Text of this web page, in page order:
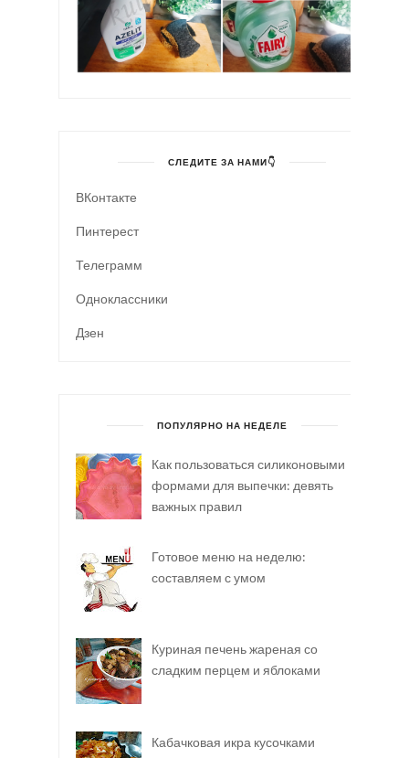
СЛЕДИТЕ ЗА НАМИ👇
ВКонтакте
Пинтерест
Телеграмм
Одноклассники
Дзен
ПОПУЛЯРНО НА НЕДЕЛЕ
Как пользоваться силиконовыми
формами для выпечки: девять
важных правил
Готовое меню на неделю:
составляем с умом
Куриная печень жареная со
сладким перцем и яблоками
Кабачковая икра кусочками